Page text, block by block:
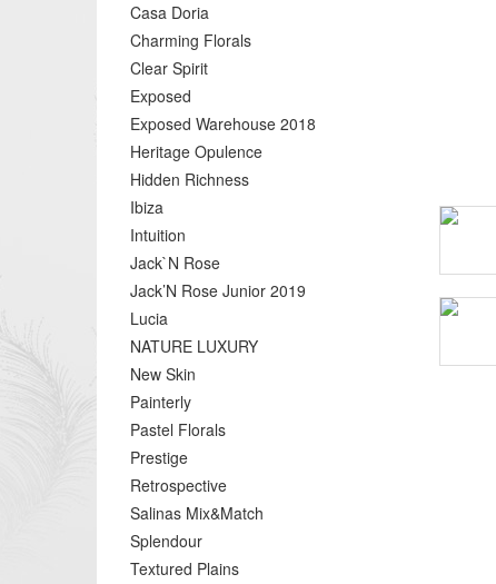
Casa Doria
Charming Florals
Clear Spirit
Exposed
Exposed Warehouse 2018
Heritage Opulence
Hidden Richness
Ibiza
Intuition
Jack`N Rose
Jack’N Rose Junior 2019
Lucia
NATURE LUXURY
New Skin
Painterly
Pastel Florals
Prestige
Retrospective
Salinas Mix&Match
Splendour
Textured Plains